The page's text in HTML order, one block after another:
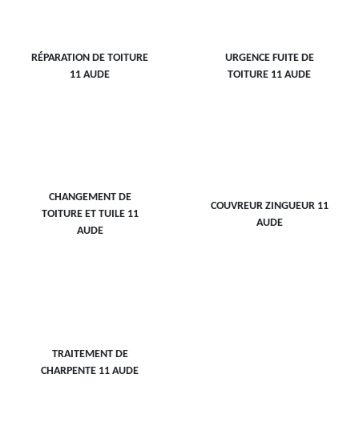
RÉPARATION DE TOITURE
11 AUDE
URGENCE FUITE DE
TOITURE 11 AUDE
CHANGEMENT DE
TOITURE ET TUILE 11
AUDE
COUVREUR ZINGUEUR 11
AUDE
TRAITEMENT DE
CHARPENTE 11 AUDE